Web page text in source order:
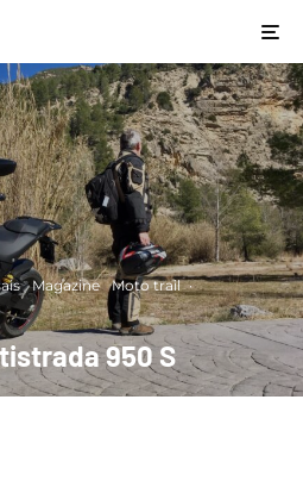
Magazine Moto trail ·
950 S